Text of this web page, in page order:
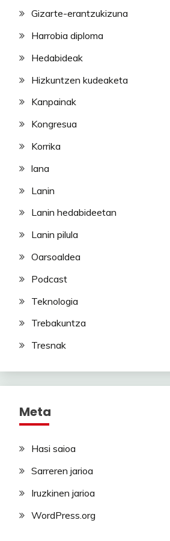
Gizarte-erantzukizuna
Harrobia diploma
Hedabideak
Hizkuntzen kudeaketa
Kanpainak
Kongresua
Korrika
lana
Lanin
Lanin hedabideetan
Lanin pilula
Oarsoaldea
Podcast
Teknologia
Trebakuntza
Tresnak
Meta
Hasi saioa
Sarreren jarioa
Iruzkinen jarioa
WordPress.org